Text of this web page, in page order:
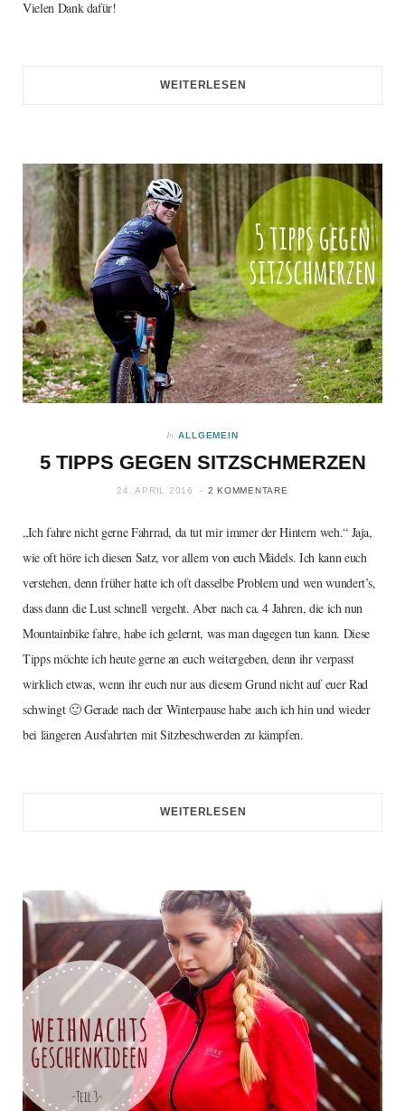
Vielen Dank dafür!
WEITERLESEN
In ALLGEMEIN
5 TIPPS GEGEN SITZSCHMERZEN
24. APRIL 2016 2 KOMMENTARE
„Ich fahre nicht gerne Fahrrad, da tut mir immer der Hintern weh.“ Jaja,
wie oft höre ich diesen Satz, vor allem von euch Mädels. Ich kann euch
verstehen, denn früher hatte ich oft dasselbe Problem und wen wundert’s,
dass dann die Lust schnell vergeht. Aber nach ca. 4 Jahren, die ich nun
Mountainbike fahre, habe ich gelernt, was man dagegen tun kann. Diese
Tipps möchte ich heute gerne an euch weitergeben, denn ihr verpasst
wirklich etwas, wenn ihr euch nur aus diesem Grund nicht auf euer Rad
schwingt 🙂 Gerade nach der Winterpause habe auch ich hin und wieder
bei längeren Ausfahrten mit Sitzbeschwerden zu kämpfen.
WEITERLESEN